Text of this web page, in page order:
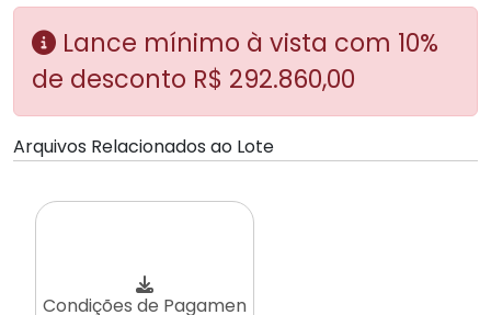
Lance mínimo à vista com 10%
de desconto R$ 292.860,00
Arquivos Relacionados ao Lote
Condições de Pagamen